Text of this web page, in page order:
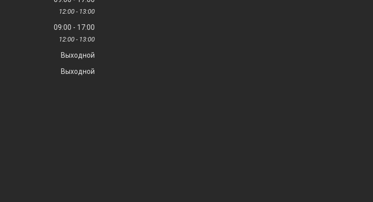
12:00 13:00
09:00 17:00
12:00 13:00
Выходной
Выходной